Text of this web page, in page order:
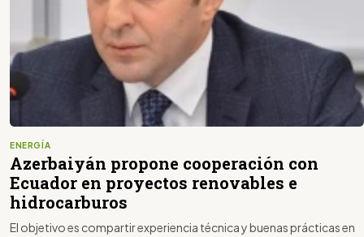
ENERGÍA
Azerbaiyán propone cooperación con
Ecuador en proyectos renovables e
hidrocarburos
El objetivo es compartir experiencia técnica y buenas prácticas en